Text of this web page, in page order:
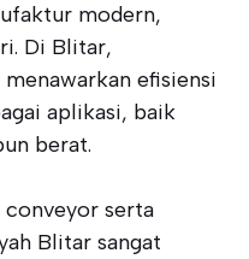
modern,
Di Blitar,
efisiensi
aplikasi, baik
berat.
serta
Blitar sangat